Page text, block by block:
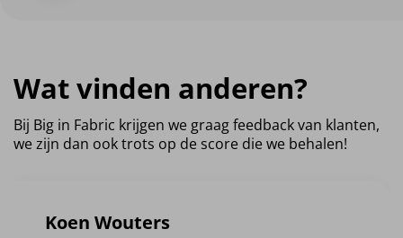
Wat vinden anderen?
Bij Big in Fabric krijgen we graag feedback van klanten,
we zijn dan ook trots op de score die we behalen!
Koen Wouters